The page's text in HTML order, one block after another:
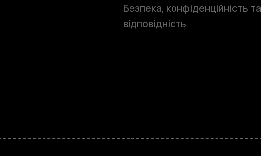
Безпека, конфіденційність та
відповідність